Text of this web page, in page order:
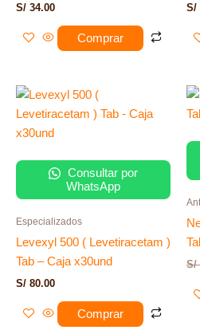
S/ 34.00
Comprar
S/
Consultar por
WhatsApp
Especializados
Levexyl 500 ( Levetiracetam )
Tab – Caja x30und
S/ 80.00
Comprar
S/